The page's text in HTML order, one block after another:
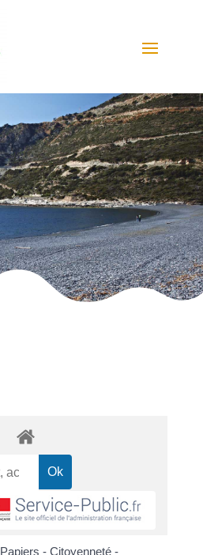
Papiers - Citoyenneté -